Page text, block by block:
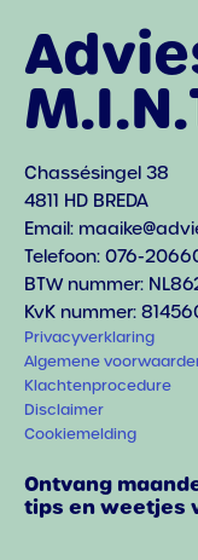
Chassésingel 38
4811 HD BREDA
Email:
Telefoon: 076-
BTW nummer:
KvK nummer:
Privacyverklaring
Algemene
Klachtenprocedure
Disclaimer
Cookiemelding
Ontvang
tips en weetjes